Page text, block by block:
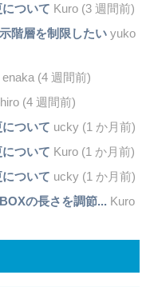
ついて Kuro (3 週間前)
階層を制限したいyuko
enaka (4 週間前)
(4 週間前)
ついて ucky (1 か月前)
ついて Kuro (1 か月前)
ついて ucky (1 か月前)
の長さを調節... Kuro